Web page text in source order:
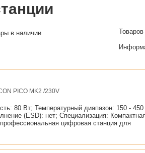
в наличии
PICO MK2 /230V
80 Вт; Температурный диапазон: 150 - 450
(ESD): нет; Специализация:
цифровая станция для